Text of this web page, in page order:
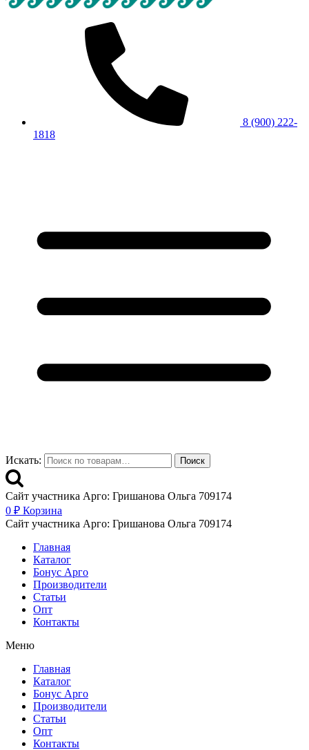
8 (900) 222-
1818
Искать: Поиск
Сайт участника Арго: Гришанова Ольга 709174
0 ₽ Корзина
Сайт участника Арго: Гришанова Ольга 709174
Главная
Каталог
Бонус Арго
Производители
Статьи
Опт
Контакты
Меню
Главная
Каталог
Бонус Арго
Производители
Статьи
Опт
Контакты